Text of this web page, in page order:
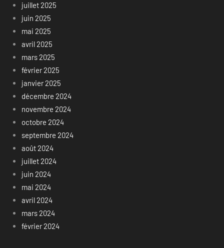
juillet 2025
juin 2025
mai 2025
avril 2025
mars 2025
février 2025
janvier 2025
décembre 2024
novembre 2024
octobre 2024
septembre 2024
août 2024
juillet 2024
juin 2024
mai 2024
avril 2024
mars 2024
février 2024